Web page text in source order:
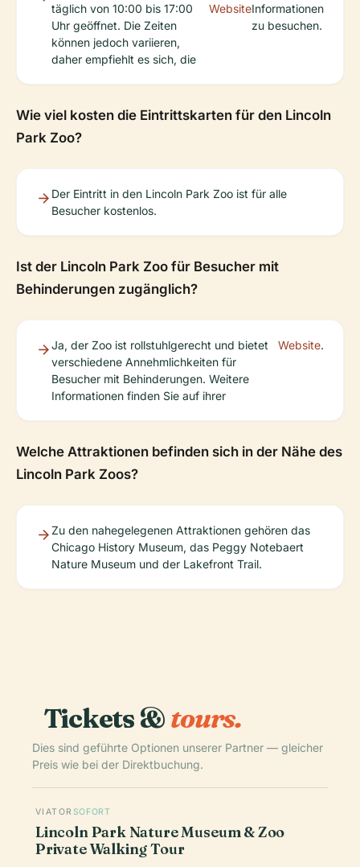
täglich von 10:00 bis 17:00
Uhr geöffnet. Die Zeiten
können jedoch variieren,
daher empfiehlt es sich, die
WebsiteInformationen
zu besuchen.
Wie viel kosten die Eintrittskarten für den Lincoln
Park Zoo?
Der Eintritt in den Lincoln Park Zoo ist für alle
Besucher kostenlos.
Ist der Lincoln Park Zoo für Besucher mit
Behinderungen zugänglich?
Ja, der Zoo ist rollstuhlgerecht und bietet
verschiedene Annehmlichkeiten für
Besucher mit Behinderungen. Weitere
Informationen finden Sie auf ihrer
Website.
Welche Attraktionen befinden sich in der Nähe des
Lincoln Park Zoos?
Zu den nahegelegenen Attraktionen gehören das
Chicago History Museum, das Peggy Notebaert
Nature Museum und der Lakefront Trail.
Tickets &tours.
Dies sind geführte Optionen unserer Partner — gleicher
Preis wie bei der Direktbuchung.
VIATOR SOFORT
Lincoln Park Nature Museum & Zoo
Private Walking Tour